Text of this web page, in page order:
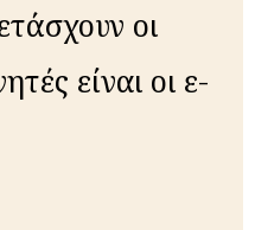
οι
είναι οι ε­